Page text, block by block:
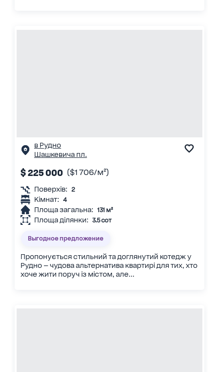
в Рудно
Шашкевича пл.
$ 225 000 ($1 706/м²)
Поверхів: 2
Кімнат: 4
Площа загальна: 131 м²
Площа ділянки: 3.5 сот
Выгодное предложение
Пропонується стильний та доглянутий котедж у
Рудно — чудова альтернатива квартирі для тих, хто
хоче жити поруч із містом, але...